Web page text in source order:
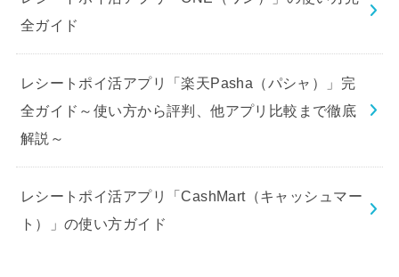
全ガイド
レシートポイ活アプリ「楽天Pasha（パシャ）」完
全ガイド～使い方から評判、他アプリ比較まで徹底
解説～
レシートポイ活アプリ「CashMart（キャッシュマー
ト）」の使い方ガイド